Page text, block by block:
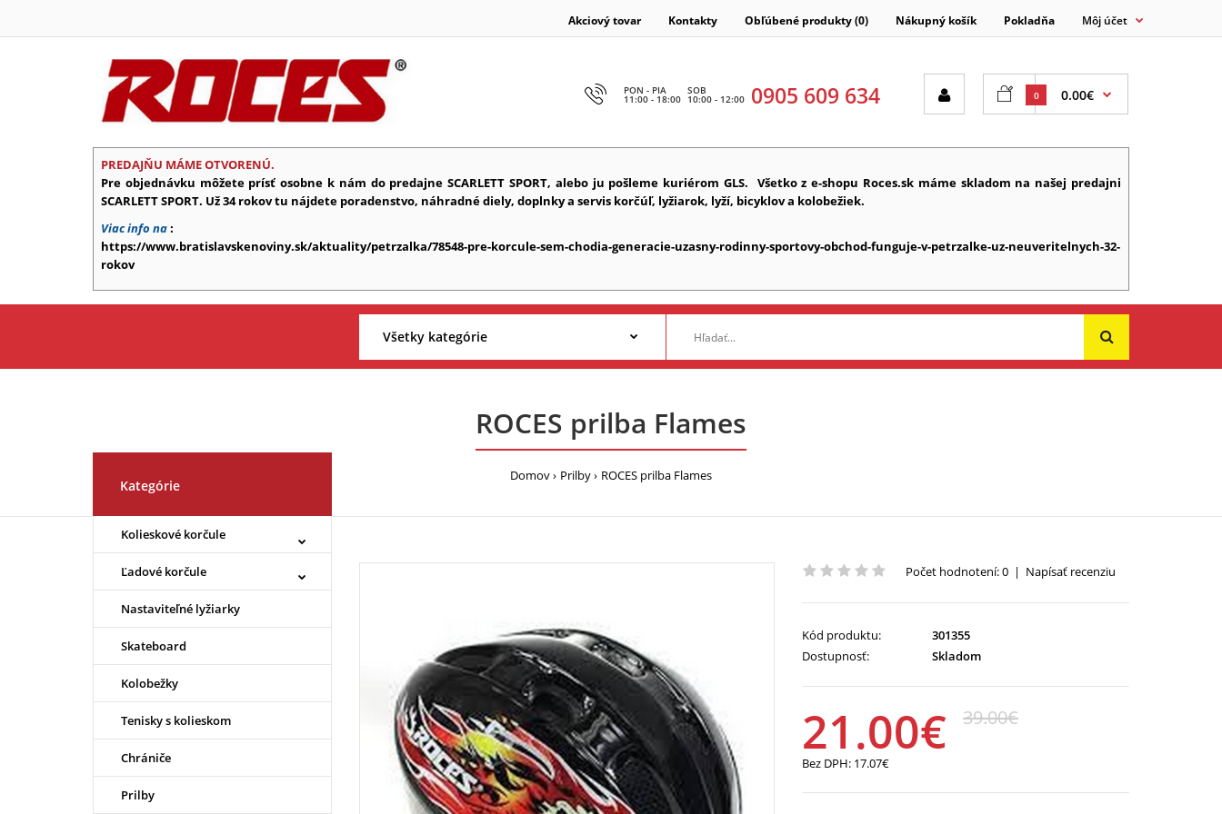
Akciový tovar Kontakty Obľúbené produkty (0) Nákupný košík Pokladňa Môj účet
PON - PIA
11:00 - 18:00
SOB
10:00 - 12:00 0905 609 634 0 0.00€
PREDAJŇU MÁME OTVORENÚ.
Pre objednávku môžete prísť osobne k nám do predajne SCARLETT SPORT, alebo ju pošleme kuriérom GLS. Všetko z e-shopu Roces.sk máme skladom na našej predajni
SCARLETT SPORT. Už 34 rokov tu nájdete poradenstvo, náhradné diely, doplnky a servis korčúľ, lyžiarok, lyží, bicyklov a kolobežiek.
Viac info na:
https://www.bratislavskenoviny.sk/aktuality/petrzalka/78548-pre-korcule-sem-chodia-generacie-uzasny-rodinny-sportovy-obchod-funguje-v-petrzalke-uz-neuveritelnych-32-
rokov
ROCES prilba Flames
Domov Prilby ROCES prilba Flames
Kategórie
Kolieskové korčule
Ľadové korčule
Nastaviteľné lyžiarky
Skateboard
Kolobežky
Tenisky s kolieskom
Chrániče
Prilby
Počet hodnotení: 0 | Napísať recenziu
Kód produktu:
301355
Dostupnosť:
Skladom
21.00€ 39.00€
Bez DPH: 17.07€